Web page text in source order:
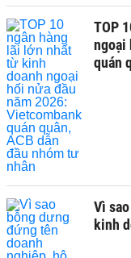
TOP
ngoại
quán
Vì
kinh